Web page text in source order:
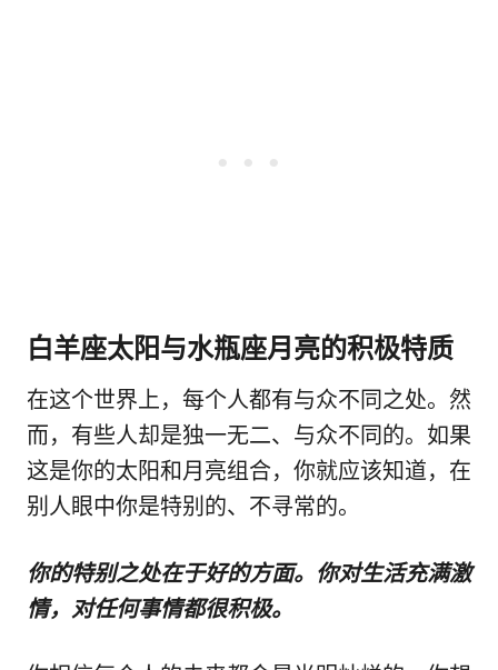
白羊座太阳与水瓶座月亮的积极特质
在这个世界上，每个人都有与众不同之处。然
而，有些人却是独一无二、与众不同的。如果
这是你的太阳和月亮组合，你就应该知道，在
别人眼中你是特别的、不寻常的。
你的特别之处在于好的方面。你对生活充满激
情，对任何事情都很积极。